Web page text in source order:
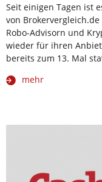
Seit einigen Tagen ist
von
Robo-Advisorn und
wieder für ihren
bereits zum 13. Mal
mehr